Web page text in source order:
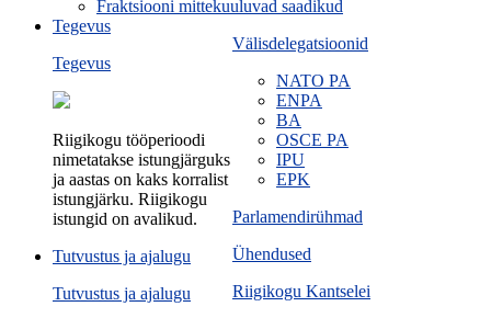
Fraktsiooni mittekuuluvad saadikud
Välisdelegatsioonid
NATO PA
ENPA
BA
OSCE PA
IPU
EPK
Parlamendirühmad
Ühendused
Riigikogu Kantselei
Tegevus
Tegevus
Riigikogu tööperioodi
nimetatakse istungjärguks
ja aastas on kaks korralist
istungjärku. Riigikogu
istungid on avalikud.
Tutvustus ja ajalugu
Tutvustus ja ajalugu